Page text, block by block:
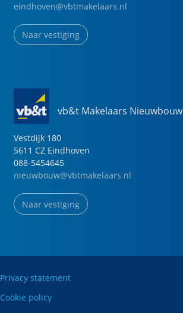
eindhoven@vbtmakelaars.nl
Naar vestiging
vb&t Makelaars Nieuwbouw
Vestdijk 180
5611 CZ Eindhoven
088-5454645
nieuwbouw@vbtmakelaars.nl
Naar vestiging
Privacy statement
Cookie policy